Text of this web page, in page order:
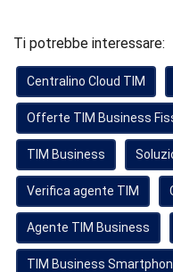
Ti potrebbe interessare:
Centralino Cloud TIM
Offerte TIM Business
TIM Business
Verifica agente TIM
Agente TIM Business
TIM Business